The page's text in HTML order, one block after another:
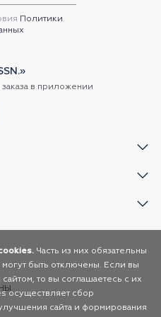
Политики
в приложении
Часть из них обязательны
быть отключены. Если вы
то вы соглашаетесь с их
осуществляет сбор
сайта и формирования